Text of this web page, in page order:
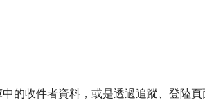
的收件者資料，或是透過追蹤、登陸